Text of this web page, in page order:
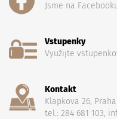
Jsme na
Vstupenky
Využijte
Kontakt
Klapkova 26,
tel.: 284 681 103,